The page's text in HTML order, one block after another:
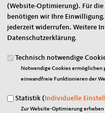
Eigener Name*
Senden an *
(Website-Optimierung). Für
benötigen wir Ihre
jederzeit widerrufen. Weitere
Datenschutzerklärung.
Technisch notwendige
Notwendige Cookies ermöglichen
einwandfreie Funktionieren der
Statistik ( Individuelle
Zur Website-Optimierung